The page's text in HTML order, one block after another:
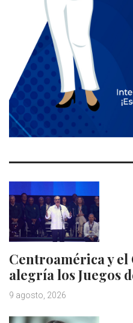
Centroamérica y el
alegría los Juegos
9 agosto, 2026